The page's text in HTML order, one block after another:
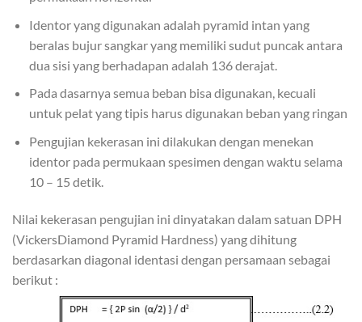
Identor yang digunakan adalah pyramid intan yang
beralas bujur sangkar yang memiliki sudut puncak antara
dua sisi yang berhadapan adalah 136 derajat.
Pada dasarnya semua beban bisa digunakan, kecuali
untuk pelat yang tipis harus digunakan beban yang ringan
Pengujian kekerasan ini dilakukan dengan menekan
identor pada permukaan spesimen dengan waktu selama
10 – 15 detik.
Nilai kekerasan pengujian ini dinyatakan dalam satuan DPH
(VickersDiamond Pyramid Hardness) yang dihitung
berdasarkan diagonal identasi dengan persamaan sebagai
berikut :